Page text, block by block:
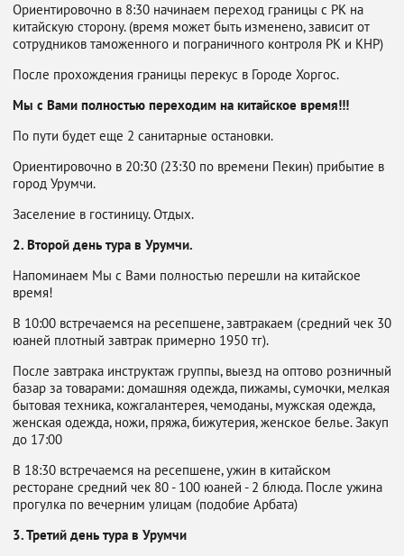
Ориентировочно в 8:30 начинаем переход границы с РК на
китайскую сторону. (время может быть изменено, зависит от
сотрудников таможенного и пограничного контроля РК и КНР)
После прохождения границы перекус в Городе Хоргос.
Мы с Вами полностью переходим на китайское время!!!
По пути будет еще 2 санитарные остановки.
Ориентировочно в 20:30 (23:30 по времени Пекин) прибытие в
город Урумчи.
Заселение в гостиницу. Отдых.
2. Второй день тура в Урумчи.
Напоминаем Мы с Вами полностью перешли на китайское
время!
В 10:00 встречаемся на ресепшене, завтракаем (средний чек 30
юаней плотный завтрак примерно 1950 тг).
После завтрака инструктаж группы, выезд на оптово розничный
базар за товарами: домашняя одежда, пижамы, сумочки, мелкая
бытовая техника, кожгалантерея, чемоданы, мужская одежда,
женская одежда, ножи, пряжа, бижутерия, женское белье. Закуп
до 17:00
В 18:30 встречаемся на ресепшене, ужин в китайском
ресторане средний чек 80 - 100 юаней - 2 блюда. После ужина
прогулка по вечерним улицам (подобие Арбата)
3. Третий день тура в Урумчи